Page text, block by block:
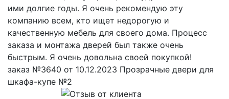
ими долгие годы. Я очень рекомендую эту
компанию всем, кто ищет недорогую и
качественную мебель для своего дома. Процесс
заказа и монтажа дверей был также очень
быстрым. Я очень довольна своей покупкой!
заказ №3640 от 10.12.2023 Прозрачные двери для
шкафа-купе №2